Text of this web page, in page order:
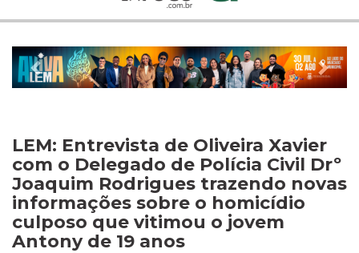
Previous Next
LEM: Entrevista de Oliveira Xavier
com o Delegado de Polícia Civil Drº
Joaquim Rodrigues trazendo novas
informações sobre o homicídio
culposo que vitimou o jovem
Antony de 19 anos